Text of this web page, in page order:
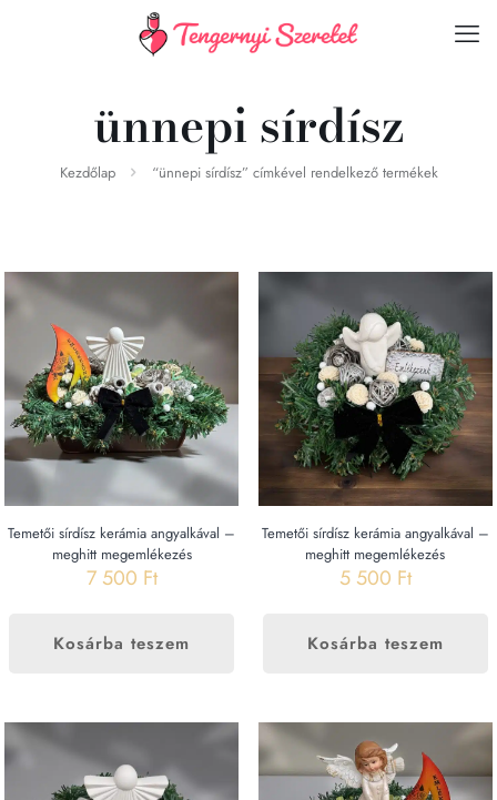
ünnepi sírdísz
Kezdőlap “ünnepi sírdísz” címkével rendelkező termékek
Temetői sírdísz kerámia angyalkával –
meghitt megemlékezés
7 500 Ft
Kosárba teszem
Temetői sírdísz kerámia angyalkával –
meghitt megemlékezés
5 500 Ft
Kosárba teszem